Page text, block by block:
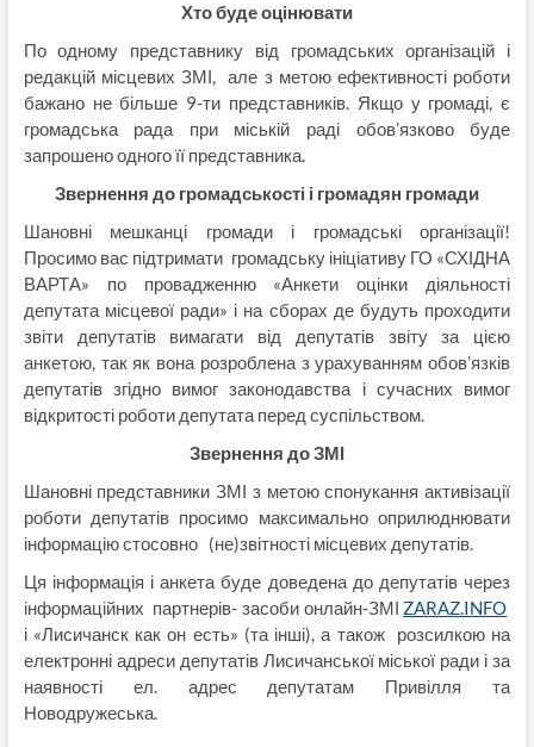
Хто буде оцінювати
По одному представнику від громадських організацій і
редакцій місцевих ЗМІ, але з метою ефективності роботи
бажано не більше 9-ти представників. Якщо у громаді, є
громадська рада при міській раді обов’язково буде
запрошено одного її представника.
Звернення до громадськості і громадян громади
Шановні мешканці громади і громадські організації!
Просимо вас підтримати громадську ініціативу ГО «СХІДНА
ВАРТА» по провадженню «Анкети оцінки діяльності
депутата місцевої ради» і на сборах де будуть проходити
звіти депутатів вимагати від депутатів звіту за цією
анкетою, так як вона розроблена з урахуванням обов’язків
депутатів згідно вимог законодавства і сучасних вимог
відкритості роботи депутата перед суспільством.
Звернення до ЗМІ
Шановні представники ЗМІ з метою спонукання активізації
роботи депутатів просимо максимально оприлюднювати
інформацію стосовно (не)звітності місцевих депутатів.
Ця інформація і анкета буде доведена до депутатів через
інформаційних партнерів- засоби онлайн-ЗМІ ZARAZ.INFO
і «Лисичанск как он есть» (та інші), а також розсилкою на
електронні адреси депутатів Лисичанської міської ради і за
наявності ел. адрес депутатам Привілля та
Новодружеська.